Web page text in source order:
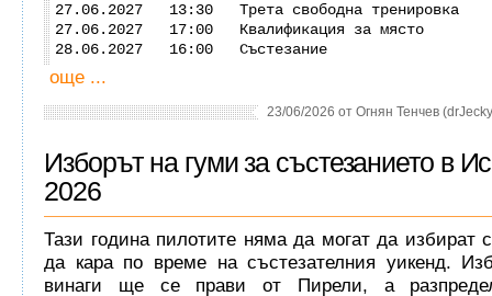
27.06.2027 13:30 Трета свободна тренировка
27.06.2027 17:00 Квалификация за място
28.06.2027 16:00 Състезание
още ...
23/06/2026 от Огнян Тенчев
Изборът на гуми за състезанието в
2026
Тази година пилотите няма да могат да избират
да кара по време на състезателния уикенд.
винаги ще се прави от Пирели, а